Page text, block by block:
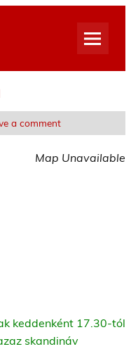
a comment
Map Unavailable
keddenként 17.30-tól
skandináv